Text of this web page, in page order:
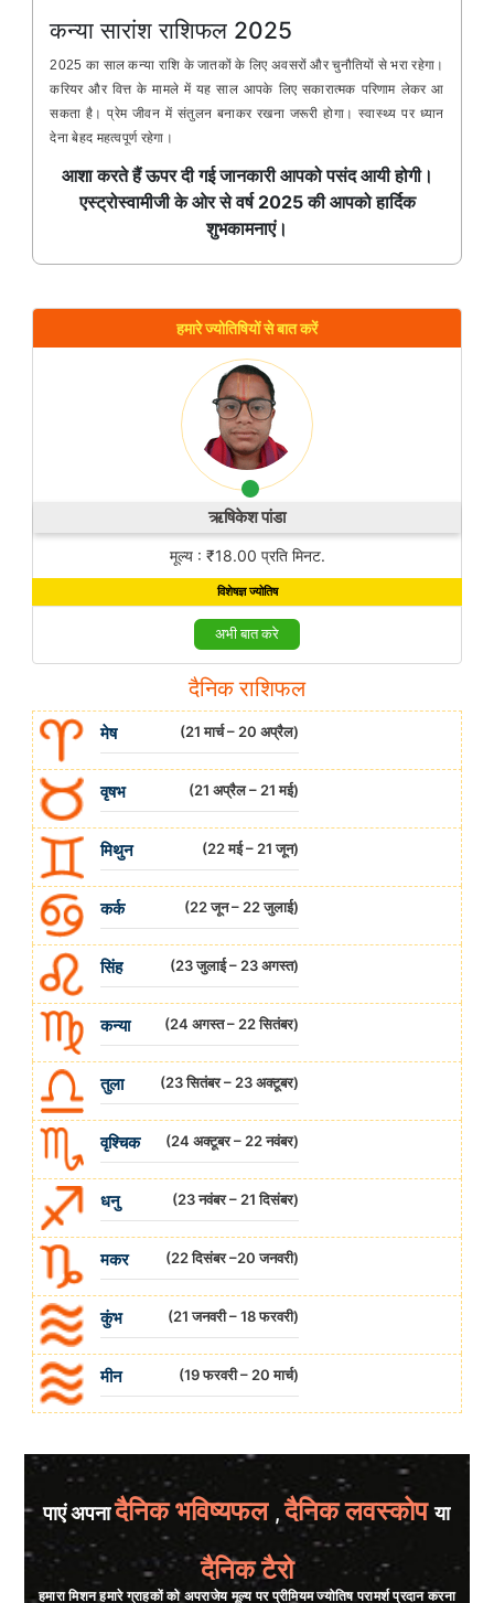
कन्या सारांश राशिफल 2025
2025 का साल कन्या राशि के जातकों के लिए अवसरों और चुनौतियों से भरा रहेगा।
करियर और वित्त के मामले में यह साल आपके लिए सकारात्मक परिणाम लेकर आ
सकता है। प्रेम जीवन में संतुलन बनाकर रखना जरूरी होगा। स्वास्थ्य पर ध्यान
देना बेहद महत्वपूर्ण रहेगा।
आशा करते हैं ऊपर दी गई जानकारी आपको पसंद आयी होगी।
एस्ट्रोस्वामीजी के ओर से वर्ष 2025 की आपको हार्दिक
शुभकामनाएं।
हमारे ज्योतिषियों से बात करें
ऋषिकेश पांडा
मूल्य : ₹18.00 प्रति मिनट.
विशेषज्ञ ज्योतिष
अभी बात करे
दैनिक राशिफल
मेष (21 मार्च – 20 अप्रैल)
वृषभ (21 अप्रैल – 21 मई)
मिथुन (22 मई – 21 जून)
कर्क (22 जून – 22 जुलाई)
सिंह (23 जुलाई – 23 अगस्त)
कन्या (24 अगस्त – 22 सितंबर)
तुला (23 सितंबर – 23 अक्टूबर)
वृश्चिक (24 अक्टूबर – 22 नवंबर)
धनु (23 नवंबर – 21 दिसंबर)
मकर (22 दिसंबर –20 जनवरी)
कुंभ (21 जनवरी – 18 फरवरी)
मीन (19 फरवरी – 20 मार्च)
पाएं अपनादैनिक भविष्यफल ,दैनिक लवस्कोपया
दैनिक टैरो
हमारा मिशन हमारे ग्राहकों को अपराजेय मूल्य पर प्रीमियम ज्योतिष परामर्श प्रदान करना